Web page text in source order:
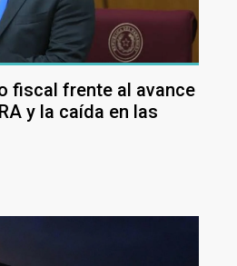
fiscal frente al avance
y la caída en las